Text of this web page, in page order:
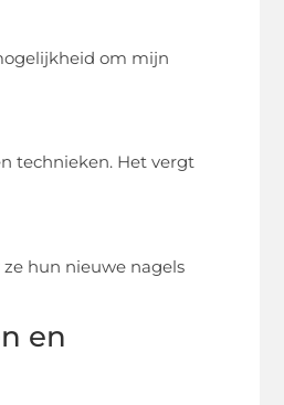
om mijn
technieken. Het vergt
hun nieuwe nagels
en